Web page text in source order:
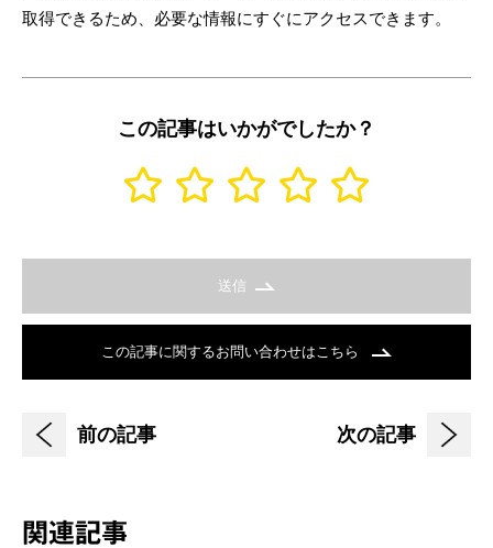
取得できるため、必要な情報にすぐにアクセスできます。
この記事はいかがでしたか？
送信
この記事に関するお問い合わせはこちら
前の記事 次の記事
関連記事